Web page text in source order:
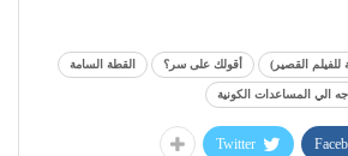
للفيلم القصير) أقولك على سر؟ القطة السامة
الي المساعدات الكونية
Twitter